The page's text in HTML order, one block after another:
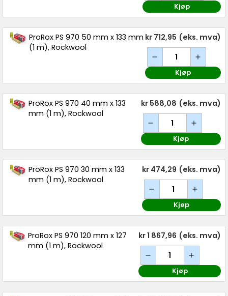
Kjøp
ProRox PS 970 50 mm x 133 mm
(1 m), Rockwool
kr 712,95 (eks. mva)
Kjøp
ProRox PS 970 40 mm x 133
mm (1 m), Rockwool
kr 588,08 (eks. mva)
Kjøp
ProRox PS 970 30 mm x 133
mm (1 m), Rockwool
kr 474,29 (eks. mva)
Kjøp
ProRox PS 970 120 mm x 127
mm (1 m), Rockwool
kr 1 867,96 (eks. mva)
Kjøp